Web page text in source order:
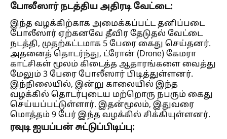
போலீஸார் நடத்திய அதிரடி வேட்டை:
இந்த வழக்கிற்காக அமைக்கப்பட்ட தனிப்படை
போலீஸார் ஏற்கனவே தீவிர தேடுதல் வேட்டை
நடத்தி, முதற்கட்டமாக 5 பேரை கைது செய்தனர்.
அதனைத் தொடர்ந்து, ட்ரோன் (Drone) கேமரா
காட்சிகள் மூலம் கிடைத்த ஆதாரங்களை வைத்து
மேலும் 3 பேரை போலீஸார் பிடித்துள்ளனர்.
இந்நிலையில், இன்று காலையில் இந்த
வழக்கில் தொடர்புடைய மற்றொரு நபரும் கைது
செய்யப்பட்டுள்ளார். இதன்மூலம், இதுவரை
மொத்தம் 9 பேர் இந்த வழக்கில் சிக்கியுள்ளனர்.
ரவுடி ஐயப்பன் சுட்டுப்பிடிப்பு: